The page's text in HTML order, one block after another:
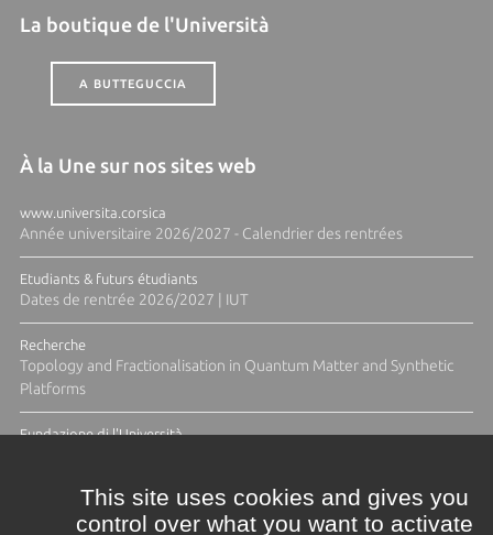
La boutique de l'Università
A BUTTEGUCCIA
À la Une sur nos sites web
www.universita.corsica
Année universitaire 2026/2027 - Calendrier des rentrées
Etudiants & futurs étudiants
Dates de rentrée 2026/2027 | IUT
Recherche
Topology and Fractionalisation in Quantum Matter and Synthetic
Platforms
Fundazione di l'Università
This site uses cookies and gives you
control over what you want to activate